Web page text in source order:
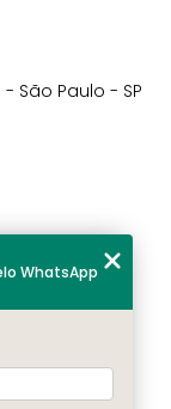
São Paulo - SP
WhatsApp